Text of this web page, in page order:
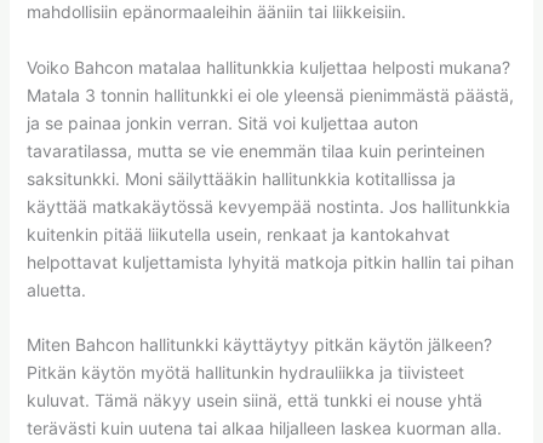
mahdollisiin epänormaaleihin ääniin tai liikkeisiin.
Voiko Bahcon matalaa hallitunkkia kuljettaa helposti mukana?
Matala 3 tonnin hallitunkki ei ole yleensä pienimmästä päästä,
ja se painaa jonkin verran. Sitä voi kuljettaa auton
tavaratilassa, mutta se vie enemmän tilaa kuin perinteinen
saksitunkki. Moni säilyttääkin hallitunkkia kotitallissa ja
käyttää matkakäytössä kevyempää nostinta. Jos hallitunkkia
kuitenkin pitää liikutella usein, renkaat ja kantokahvat
helpottavat kuljettamista lyhyitä matkoja pitkin hallin tai pihan
aluetta.
Miten Bahcon hallitunkki käyttäytyy pitkän käytön jälkeen?
Pitkän käytön myötä hallitunkin hydrauliikka ja tiivisteet
kuluvat. Tämä näkyy usein siinä, että tunkki ei nouse yhtä
terävästi kuin uutena tai alkaa hiljalleen laskea kuorman alla.